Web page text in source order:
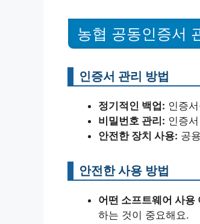
농협 공동인증서
인증서 관리 방법
정기적인 백업: 인증
비밀번호 관리: 인증
안전한 장치 사용: 공
안전한 사용 방법
어떤 소프트웨어 사용
하는 것이 중요해요.